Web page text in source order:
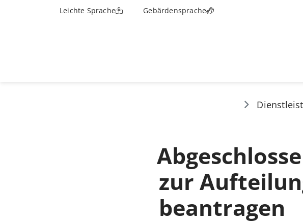
Gebärdensprache
Leichte Sprache
zur
beantragen